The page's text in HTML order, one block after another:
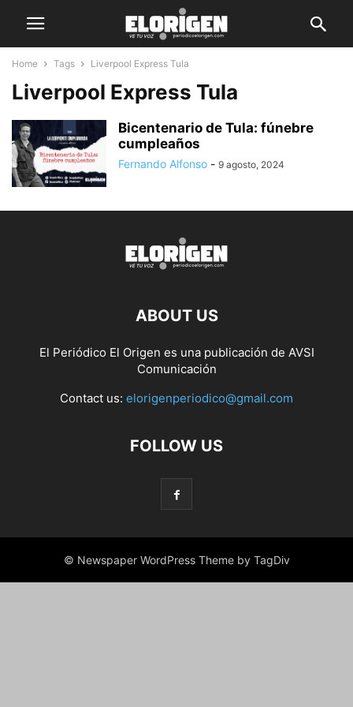
Home Tags Liverpool Express Tula
Liverpool Express Tula
Bicentenario de Tula: fúnebre
cumpleaños
Fernando Alfonso - 9 agosto, 2024
ABOUT US
El Periódico El Origen es una publicación de AVSI
Comunicación
Contact us: elorigenperiodico@gmail.com
FOLLOW US
© Newspaper WordPress Theme by TagDiv